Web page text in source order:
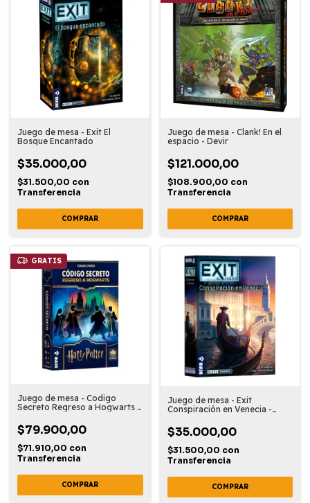
Juego de mesa - Exit El
Bosque Encantado
$35.000,00
$31.500,00 con
Transferencia
Juego de mesa - Clank! En el
espacio - Devir
$121.000,00
$108.900,00 con
Transferencia
GRATIS
Juego de mesa - Codigo
Secreto Regreso a Hogwarts -
$79.900,00
$71.910,00 con
Transferencia
Juego de mesa - Exit
Conspiración en Venecia -
$35.000,00
$31.500,00 con
Transferencia